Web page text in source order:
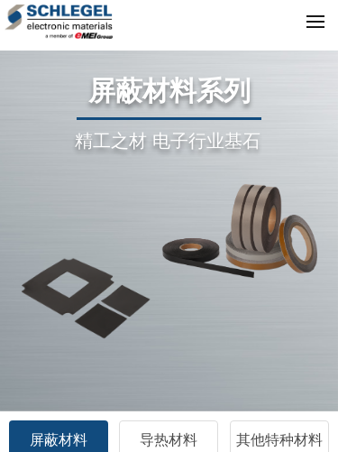
屏蔽材料系列
精工之材 电子行业基石
屏蔽材料 导热材料 其他特种材料